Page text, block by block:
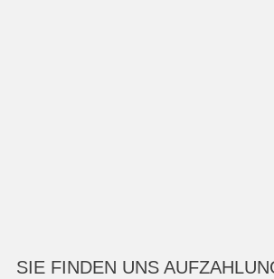
SIE FINDEN UNS AUF